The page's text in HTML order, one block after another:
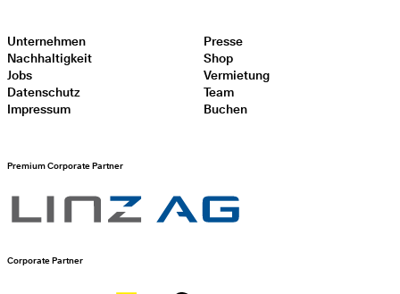
Unternehmen
Nachhaltigkeit
Jobs
Datenschutz
Impressum
Presse
Shop
Vermietung
Team
Buchen
Premium Corporate Partner
Corporate Partner